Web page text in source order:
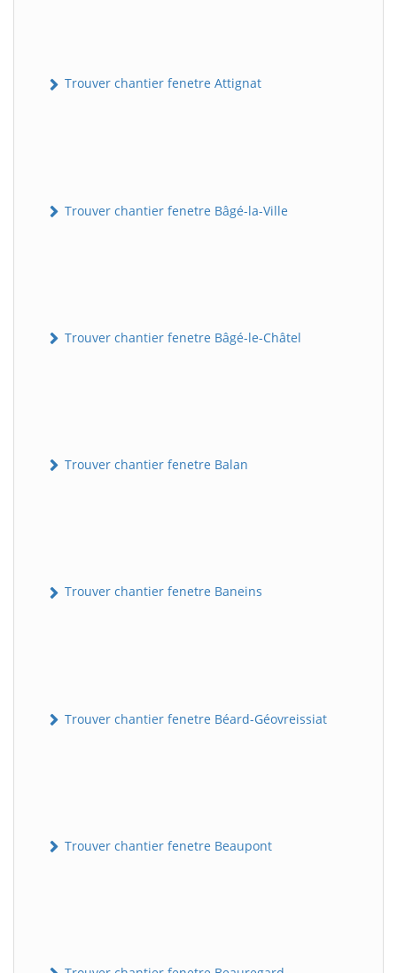
Trouver chantier fenetre Attignat
Trouver chantier fenetre Bâgé-la-Ville
Trouver chantier fenetre Bâgé-le-Châtel
Trouver chantier fenetre Balan
Trouver chantier fenetre Baneins
Trouver chantier fenetre Béard-Géovreissiat
Trouver chantier fenetre Beaupont